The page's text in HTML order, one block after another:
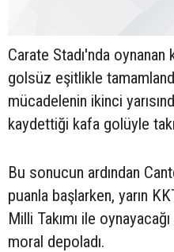
Carate Stadı'nda oynanan
golsüz eşitlikle
mücadelenin ikinci
kaydettiği kafa golüyle
Bu sonucun ardından
puanla başlarken, yarın
Milli Takımı ile
moral depoladı.